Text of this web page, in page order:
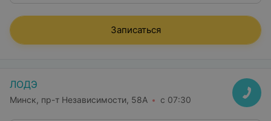
Записаться
ЛОДЭ
Минск, пр-т Независимости, 58А с 07:30